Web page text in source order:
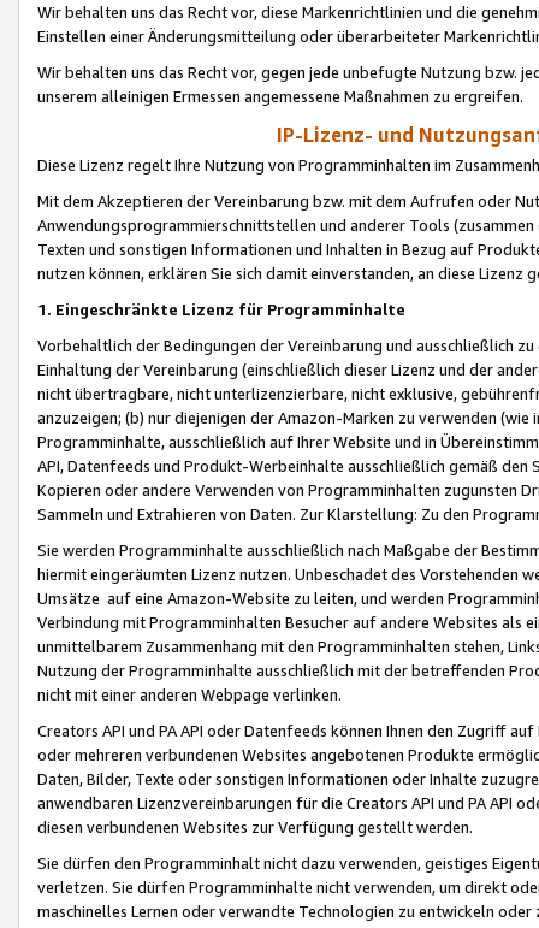
Wir behalten uns das Recht vor, diese Markenrichtlinien und die
Einstellen einer Änderungsmitteilung oder überarbeiteter
Wir behalten uns das Recht vor, gegen jede unbefugte Nutzung bzw.
unserem alleinigen Ermessen angemessene Maßnahmen zu ergreifen.
IP-Lizenz- und
Diese Lizenz regelt Ihre Nutzung von Programminhalten im
Mit dem Akzeptieren der Vereinbarung bzw. mit dem Aufrufen oder
Anwendungsprogrammierschnittstellen und anderer Tools (zusammen
Texten und sonstigen Informationen und Inhalten in Bezug auf
nutzen können, erklären Sie sich damit einverstanden, an diese Lizenz
1. Eingeschränkte Lizenz für Programminhalte
Vorbehaltlich der Bedingungen der Vereinbarung und ausschließlich
Einhaltung der Vereinbarung (einschließlich dieser Lizenz und der
nicht übertragbare, nicht unterlizenzierbare, nicht exklusive,
anzuzeigen; (b) nur diejenigen der Amazon-Marken zu verwenden
Programminhalte, ausschließlich auf Ihrer Website und in
API, Datenfeeds und Produkt-Werbeinhalte ausschließlich gemäß
Kopieren oder andere Verwenden von Programminhalten zugunsten
Sammeln und Extrahieren von Daten. Zur Klarstellung: Zu den
Sie werden Programminhalte ausschließlich nach Maßgabe der
hiermit eingeräumten Lizenz nutzen. Unbeschadet des Vorstehenden
Umsätze auf eine Amazon-Website zu leiten, und werden
Verbindung mit Programminhalten Besucher auf andere Websites als
unmittelbarem Zusammenhang mit den Programminhalten stehen,
Nutzung der Programminhalte ausschließlich mit der betreffenden
nicht mit einer anderen Webpage verlinken.
Creators API und PA API oder Datenfeeds können Ihnen den Zugriff
oder mehreren verbundenen Websites angebotenen Produkte
Daten, Bilder, Texte oder sonstigen Informationen oder Inhalte
anwendbaren Lizenzvereinbarungen für die Creators API und PA API
diesen verbundenen Websites zur Verfügung gestellt werden.
Sie dürfen den Programminhalt nicht dazu verwenden, geistiges
verletzen. Sie dürfen Programminhalte nicht verwenden, um direkt
maschinelles Lernen oder verwandte Technologien zu entwickeln